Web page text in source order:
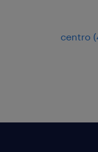
centro (